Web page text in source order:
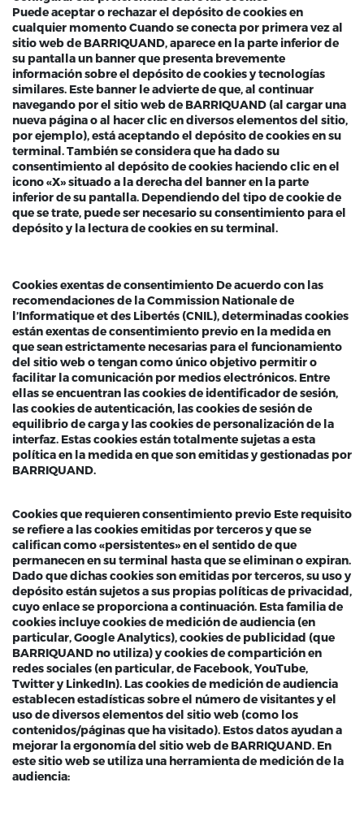
Puede aceptar o rechazar el depósito de cookies en
cualquier momento Cuando se conecta por primera vez al
sitio web de BARRIQUAND, aparece en la parte inferior de
su pantalla un banner que presenta brevemente
información sobre el depósito de cookies y tecnologías
similares. Este banner le advierte de que, al continuar
navegando por el sitio web de BARRIQUAND (al cargar una
nueva página o al hacer clic en diversos elementos del sitio,
por ejemplo), está aceptando el depósito de cookies en su
terminal. También se considera que ha dado su
consentimiento al depósito de cookies haciendo clic en el
icono «X» situado a la derecha del banner en la parte
inferior de su pantalla. Dependiendo del tipo de cookie de
que se trate, puede ser necesario su consentimiento para el
depósito y la lectura de cookies en su terminal.
Cookies exentas de consentimiento De acuerdo con las
recomendaciones de la Commission Nationale de
l’Informatique et des Libertés (CNIL), determinadas cookies
están exentas de consentimiento previo en la medida en
que sean estrictamente necesarias para el funcionamiento
del sitio web o tengan como único objetivo permitir o
facilitar la comunicación por medios electrónicos. Entre
ellas se encuentran las cookies de identificador de sesión,
las cookies de autenticación, las cookies de sesión de
equilibrio de carga y las cookies de personalización de la
interfaz. Estas cookies están totalmente sujetas a esta
política en la medida en que son emitidas y gestionadas por
BARRIQUAND.
Cookies que requieren consentimiento previo Este requisito
se refiere a las cookies emitidas por terceros y que se
califican como «persistentes» en el sentido de que
permanecen en su terminal hasta que se eliminan o expiran.
Dado que dichas cookies son emitidas por terceros, su uso y
depósito están sujetos a sus propias políticas de privacidad,
cuyo enlace se proporciona a continuación. Esta familia de
cookies incluye cookies de medición de audiencia (en
particular, Google Analytics), cookies de publicidad (que
BARRIQUAND no utiliza) y cookies de compartición en
redes sociales (en particular, de Facebook, YouTube,
Twitter y LinkedIn). Las cookies de medición de audiencia
establecen estadísticas sobre el número de visitantes y el
uso de diversos elementos del sitio web (como los
contenidos/páginas que ha visitado). Estos datos ayudan a
mejorar la ergonomía del sitio web de BARRIQUAND. En
este sitio web se utiliza una herramienta de medición de la
audiencia: